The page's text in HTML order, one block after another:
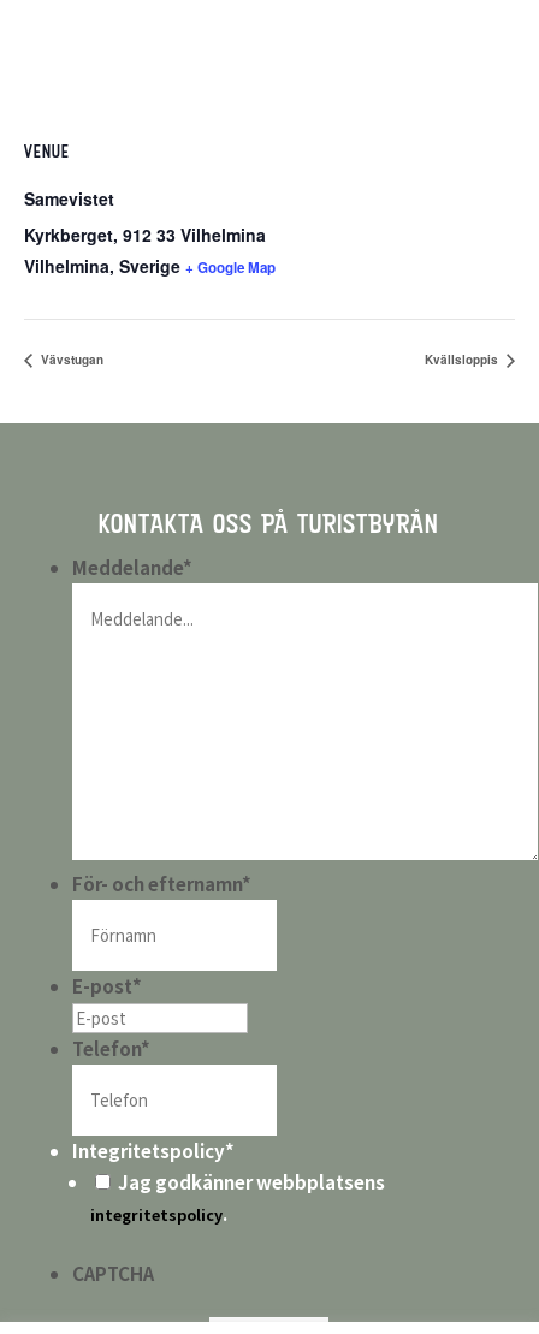
VENUE
Samevistet
Kyrkberget, 912 33 Vilhelmina
Vilhelmina, Sverige + Google Map
Vävstugan Kvällsloppis
KONTAKTA OSS PÅ TURISTBYRÅN
Meddelande*
För- och efternamn*
E-post*
Telefon*
Integritetspolicy*
Jag godkänner webbplatsens
integritetspolicy.
CAPTCHA